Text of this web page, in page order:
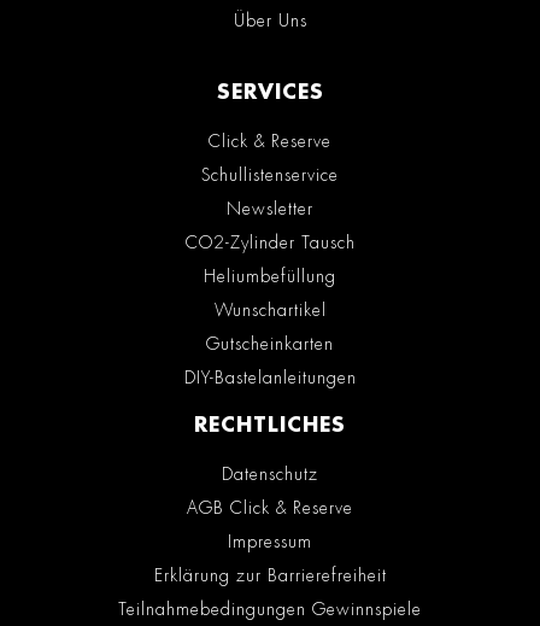
Über Uns
SERVICES
Click & Reserve
Schullistenservice
Newsletter
CO2-Zylinder Tausch
Heliumbefüllung
Wunschartikel
Gutscheinkarten
DIY-Bastelanleitungen
RECHTLICHES
Datenschutz
AGB Click & Reserve
Impressum
Erklärung zur Barrierefreiheit
Teilnahmebedingungen Gewinnspiele